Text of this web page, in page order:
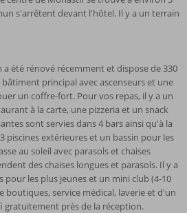
s'arrêtent devant l'hôtel. Il y a un terrain
a été rénové récemment et dispose de 330
principal avec ascenseurs et une
un coffre-fort. Pour vos repas, il y a un
à la carte, une pizzeria et un snack
sont servies dans 4 bars ainsi qu'à la
piscines extérieures et un bassin pour les
au soleil avec parasols et chaises
des chaises longues et parasols. Il y a
les plus jeunes et un mini club (4-10
boutiques, service médical, laverie et d'un
gratuitement près de la réception.